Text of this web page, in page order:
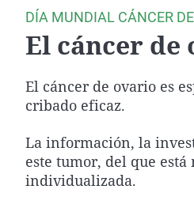
Como el perro
gato
DÍA MUNDIAL CÁNCER
El cáncer de
El cáncer de ovario es
cribado eficaz.
La información, la
este tumor, del que
individualizada.